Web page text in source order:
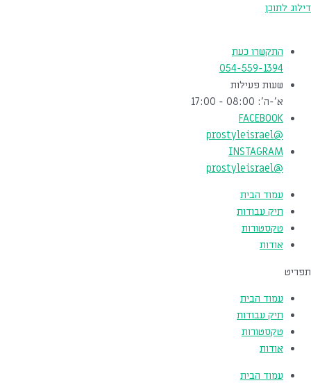
דילוג לתוכן
התקשרו כעת
054-559-1394
שעות פעילות
א'-ה': 08:00 - 17:00
FACEBOOK
@prostyleisrael
INSTAGRAM
@prostyleisrael
עמוד הבית
תיק עבודות
טקסטורות
אודות
תפריט
עמוד הבית
תיק עבודות
טקסטורות
אודות
עמוד הבית